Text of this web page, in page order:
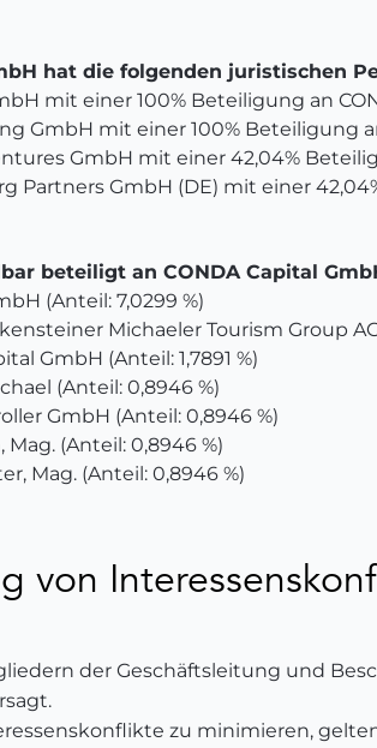
hat die folgenden juristischen
mit einer 100% Beteiligung an
GmbH mit einer 100% Beteiligung
GmbH mit einer 42,04%
Partners GmbH (DE) mit einer
beteiligt an CONDA Capital
(Anteil: 7,0299 %)
Michaeler Tourism Group
GmbH (Anteil: 1,7891 %)
(Anteil: 0,8946 %)
GmbH (Anteil: 0,8946 %)
Mag. (Anteil: 0,8946 %)
Mag. (Anteil: 0,8946 %)
von
der Geschäftsleitung und
zu minimieren,